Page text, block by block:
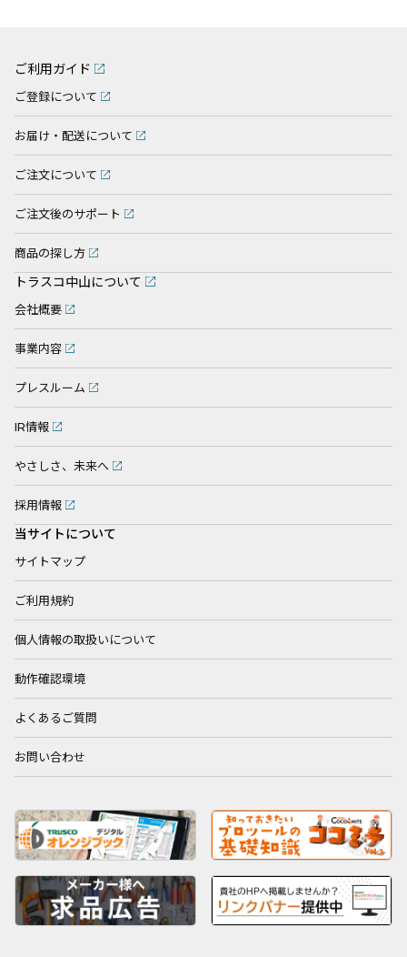
ご利用ガイド
ご登録について
お届け・配送について
ご注文について
ご注文後のサポート
商品の探し方
トラスコ中山について
会社概要
事業内容
プレスルーム
IR情報
やさしさ、未来へ
採用情報
当サイトについて
サイトマップ
ご利用規約
個人情報の取扱いについて
動作確認環境
よくあるご質問
お問い合わせ